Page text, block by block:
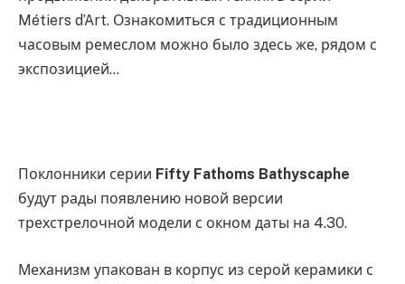
Métiers d’Art. Ознакомиться с традиционным
часовым ремеслом можно было здесь же, рядом с
экспозицией…
Поклонники серии Fifty Fathoms Bathyscaphe
будут рады появлению новой версии
трехстрелочной модели с окном даты на 4.30.
Механизм упакован в корпус из серой керамики с